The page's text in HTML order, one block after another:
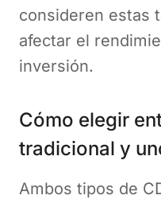
consideren estas
afectar el
inversión.
Cómo elegir
tradicional y
Ambos tipos de